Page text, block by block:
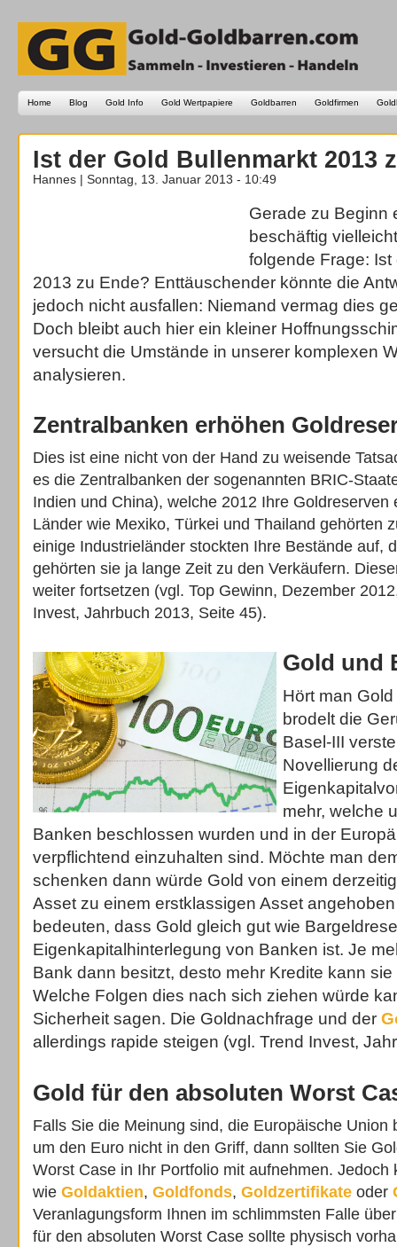
Home Blog Gold Info Gold Wertpapiere Goldbarren Goldfirmen
Ist der Gold Bullenmarkt 2013
Hannes | Sonntag, 13. Januar 2013 - 10:49
Gerade zu Beginn
beschäftig
folgende Frage:
2013 zu Ende? Enttäuschender könnte die
jedoch nicht ausfallen: Niemand vermag dies
Doch bleibt auch hier ein kleiner
versucht die Umstände in unserer komplexen
analysieren.
Zentralbanken erhöhen
Dies ist eine nicht von der Hand zu weisende
es die Zentralbanken der sogenannten BRIC-
Indien und China), welche 2012 Ihre Goldreserven
Länder wie Mexiko, Türkei und Thailand gehörten
einige Industrieländer stockten Ihre Bestände auf,
gehörten sie ja lange Zeit zu den Verkäufern.
weiter fortsetzen (vgl. Top Gewinn, Dezember
Invest, Jahrbuch 2013, Seite 45).
Gold und
Hört man
brodelt die
Basel-III
Novellierung
mehr, welche
Banken beschlossen wurden und in der
verpflichtend einzuhalten sind. Möchte man
schenken dann würde Gold von einem
Asset zu einem erstklassigen Asset
bedeuten, dass Gold gleich gut wie
Eigenkapitalhinterlegung von Banken ist. Je
Bank dann besitzt, desto mehr Kredite kann
Welche Folgen dies nach sich ziehen würde
Sicherheit sagen. Die Goldnachfrage und der
allerdings rapide steigen (vgl. Trend Invest,
Gold für den absoluten Worst
Falls Sie die Meinung sind, die Europäische Union
um den Euro nicht in den Griff, dann sollten Sie
Worst Case in Ihr Portfolio mit aufnehmen. Jedoch
wie Goldaktien, Goldfonds, Goldzertifikate oder
Veranlagungsform Ihnen im schlimmsten Falle
für den absoluten Worst Case sollte physisch